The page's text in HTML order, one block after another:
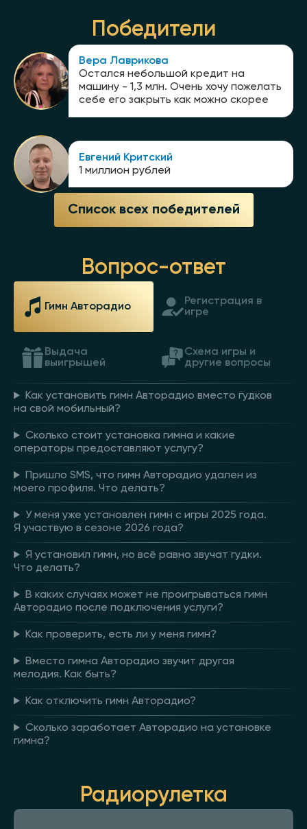
Победители
Вера Лаврикова
Остался небольшой кредит на
машину - 1,3 млн. Очень хочу пожелать
себе его закрыть как можно скорее
Евгений Критский
1 миллион рублей
Список всех победителей
Вопрос-ответ
Гимн Авторадио
Регистрация в
игре
Выдача
выигрышей
Схема игры и
другие вопросы
Как установить гимн Авторадио вместо гудков
на свой мобильный?
Сколько стоит установка гимна и какие
операторы предоставляют услугу?
Пришло SMS, что гимн Авторадио удален из
моего профиля. Что делать?
У меня уже установлен гимн с игры 2025 года.
Я участвую в сезоне 2026 года?
Я установил гимн, но всё равно звучат гудки.
Что делать?
В каких случаях может не проигрываться гимн
Авторадио после подключения услуги?
Как проверить, есть ли у меня гимн?
Вместо гимна Авторадио звучит другая
мелодия. Как быть?
Как отключить гимн Авторадио?
Сколько заработает Авторадио на установке
гимна?
Радиорулетка